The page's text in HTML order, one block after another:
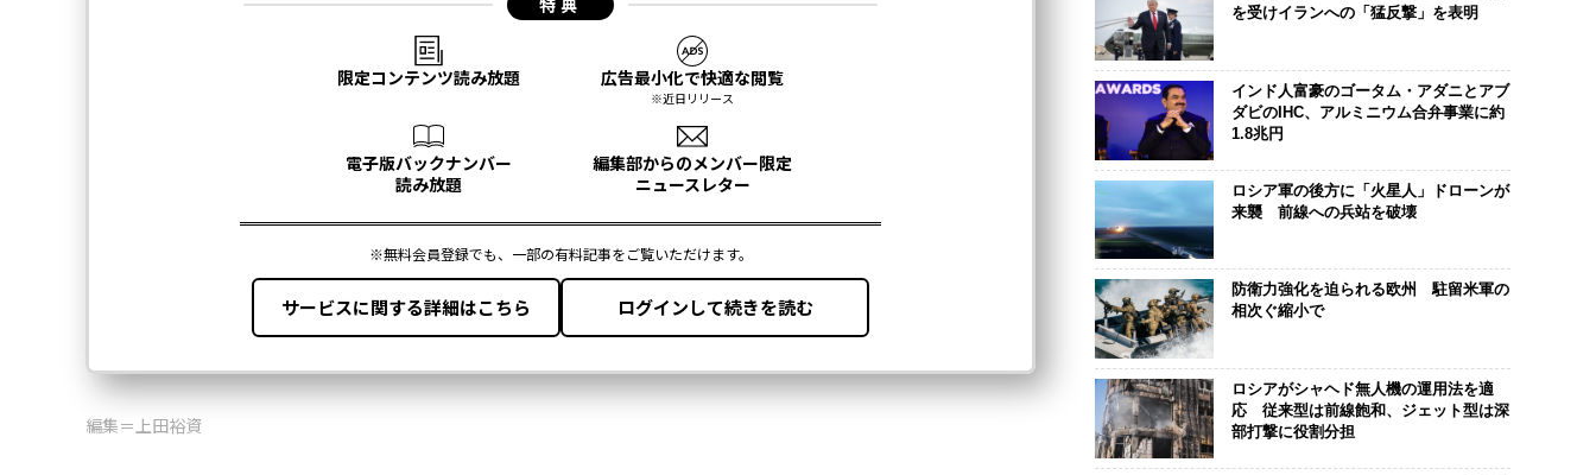
編集＝上田裕資
を受けイランへの「猛反撃」を表明
インド人富豪のゴータム・アダニとアブ
ダビのIHC、アルミニウム合弁事業に約
1.8兆円
ロシア軍の後方に「火星人」ドローンが
来襲 前線への兵站を破壊
防衛力強化を迫られる欧州 駐留米軍の
相次ぐ縮小で
ロシアがシャヘド無人機の運用法を適
応 従来型は前線飽和、ジェット型は深
部打撃に役割分担